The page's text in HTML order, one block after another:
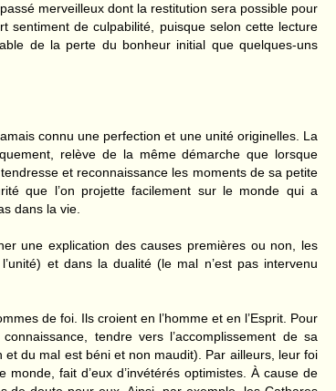
merveilleux dont la restitution sera possible pour
sentiment de culpabilité, puisque selon cette lecture
de la perte du bonheur initial que quelques-uns
connu une perfection et une unité originelles. La
relève de la même démarche que lorsque
et reconnaissance les moments de sa petite
que l’on projette facilement sur le monde qui a
dans la vie.
une explication des causes premières ou non, les
et dans la dualité (le mal n’est pas intervenu
de foi. Ils croient en l’homme et en l’Esprit. Pour
tendre vers l’accomplissement de sa
et du mal est béni et non maudit). Par ailleurs, leur foi
fait d’eux d’invétérés optimistes. À cause de